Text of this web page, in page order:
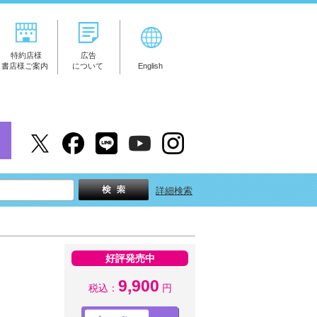
特約店様
書店様ご案内
広告
について
English
詳細検索
好評発売中
税込： 9,900 円